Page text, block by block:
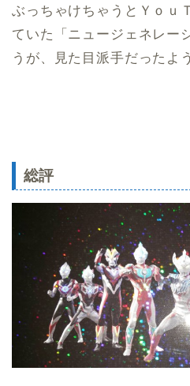
ぶっちゃけちゃうとＹｏｕ
ていた「ニュージェネレー
うが、見た目派手だったよ
総評